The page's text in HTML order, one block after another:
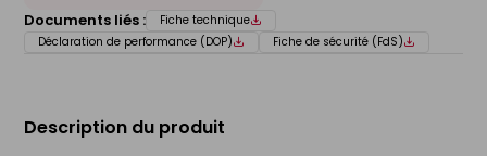
Documents liés :
Fiche technique
Déclaration de performance (DOP)
Fiche de sécurité (FdS)
Description du produit